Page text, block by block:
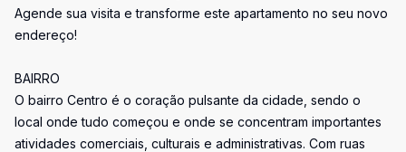
Agende sua visita e transforme este apartamento no seu novo
endereço!
BAIRRO
O bairro Centro é o coração pulsante da cidade, sendo o
local onde tudo começou e onde se concentram importantes
atividades comerciais, culturais e administrativas. Com ruas